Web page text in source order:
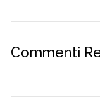
Commenti